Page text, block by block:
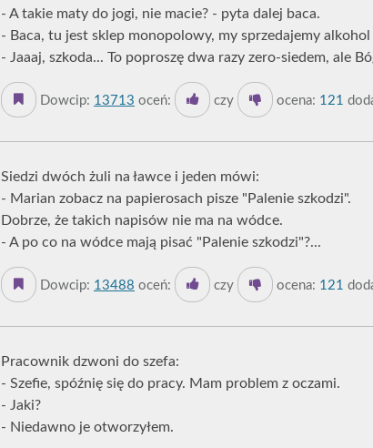
- A takie maty do jogi, nie macie? - pyta dalej baca.
- Baca, tu jest sklep monopolowy, my sprzedajemy
- Jaaaj, szkoda... To poproszę dwa razy zero-siedem, ale
Dowcip: 13713 oceń: czy ocena: 121
Siedzi dwóch żuli na ławce i jeden mówi:
- Marian zobacz na papierosach pisze "Palenie szkodzi".
Dobrze, że takich napisów nie ma na wódce.
- A po co na wódce mają pisać "Palenie szkodzi"?...
Dowcip: 13488 oceń: czy ocena: 121
Pracownik dzwoni do szefa:
- Szefie, spóźnię się do pracy. Mam problem z oczami.
- Jaki?
- Niedawno je otworzyłem.